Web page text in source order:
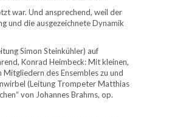
war. Und ansprechend, weil der
und die ausgezeichnete Dynamik
Simon Steinkühler) auf
Konrad Heimbeck: Mit kleinen,
des Ensembles zu und
(Leitung Trompeter Matthias
von Johannes Brahms, op.